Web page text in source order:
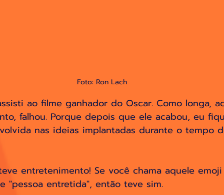
Foto: Ron Lach
ao filme ganhador do Oscar. Como longa,
falhou. Porque depois que ele acabou, eu
nas ideias implantadas durante o tempo
entretenimento! Se você chama aquele
"pessoa entretida", então teve sim.